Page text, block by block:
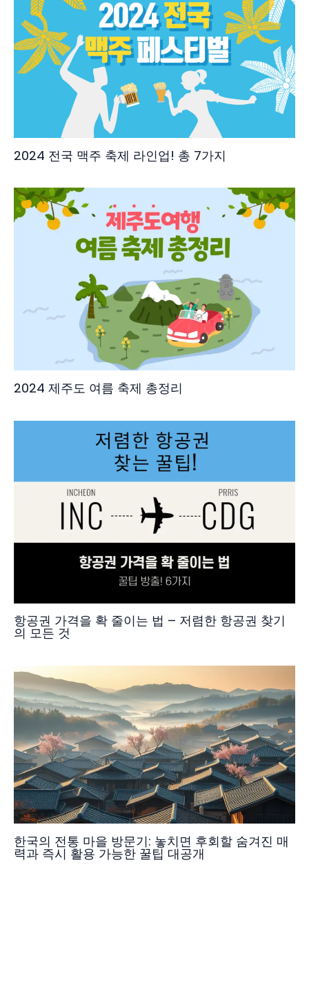
2024 전국 맥주 축제 라인업! 총 7가지
2024 제주도 여름 축제 총정리
항공권 가격을 확 줄이는 법 – 저렴한 항공권 찾기
의 모든 것
한국의 전통 마을 방문기: 놓치면 후회할 숨겨진 매
력과 즉시 활용 가능한 꿀팁 대공개